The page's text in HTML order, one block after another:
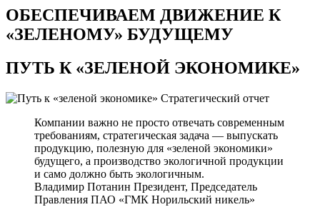
ОБЕСПЕЧИВАЕМ ДВИЖЕНИЕ К
«ЗЕЛЕНОМУ» БУДУЩЕМУ
ПУТЬ К«ЗЕЛЕНОЙ ЭКОНОМИКЕ»
Стратегический отчет
Компании важно не просто отвечать современным
требованиям, стратегическая задача — выпускать
продукцию, полезную для «зеленой экономики»
будущего, а производство экологичной продукции
и само должно быть экологичным.
Владимир Потанин Президент, Председатель
Правления ПАО «ГМК Норильский никель»